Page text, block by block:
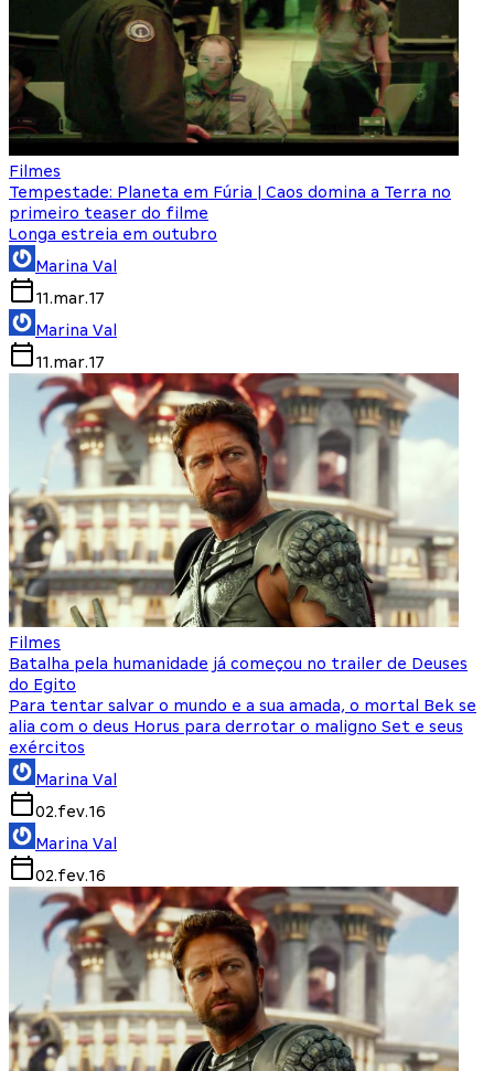
Filmes
Tempestade: Planeta em Fúria | Caos domina a Terra no
primeiro teaser do filme
Longa estreia em outubro
Marina Val
11.mar.17
Marina Val
11.mar.17
Filmes
Batalha pela humanidade já começou no trailer de Deuses
do Egito
Para tentar salvar o mundo e a sua amada, o mortal Bek se
alia com o deus Horus para derrotar o maligno Set e seus
exércitos
Marina Val
02.fev.16
Marina Val
02.fev.16